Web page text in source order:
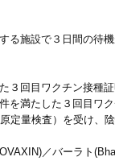
施設で３日間の待
回目ワクチン接種
満たした３回目ワ
定量検査）を受け、
／バーラト